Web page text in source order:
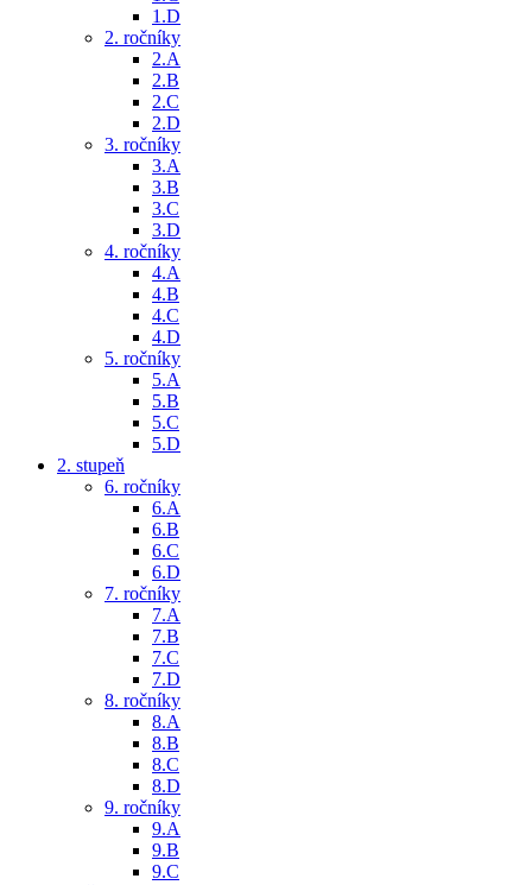
1.D
2. ročníky
2.A
2.B
2.C
2.D
3. ročníky
3.A
3.B
3.C
3.D
4. ročníky
4.A
4.B
4.C
4.D
5. ročníky
5.A
5.B
5.C
5.D
2. stupeň
6. ročníky
6.A
6.B
6.C
6.D
7. ročníky
7.A
7.B
7.C
7.D
8. ročníky
8.A
8.B
8.C
8.D
9. ročníky
9.A
9.B
9.C